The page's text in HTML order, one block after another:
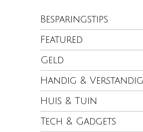
Besparingstips
Featured
Geld
Handig & Verstandig
Huis & Tuin
Tech & Gadgets